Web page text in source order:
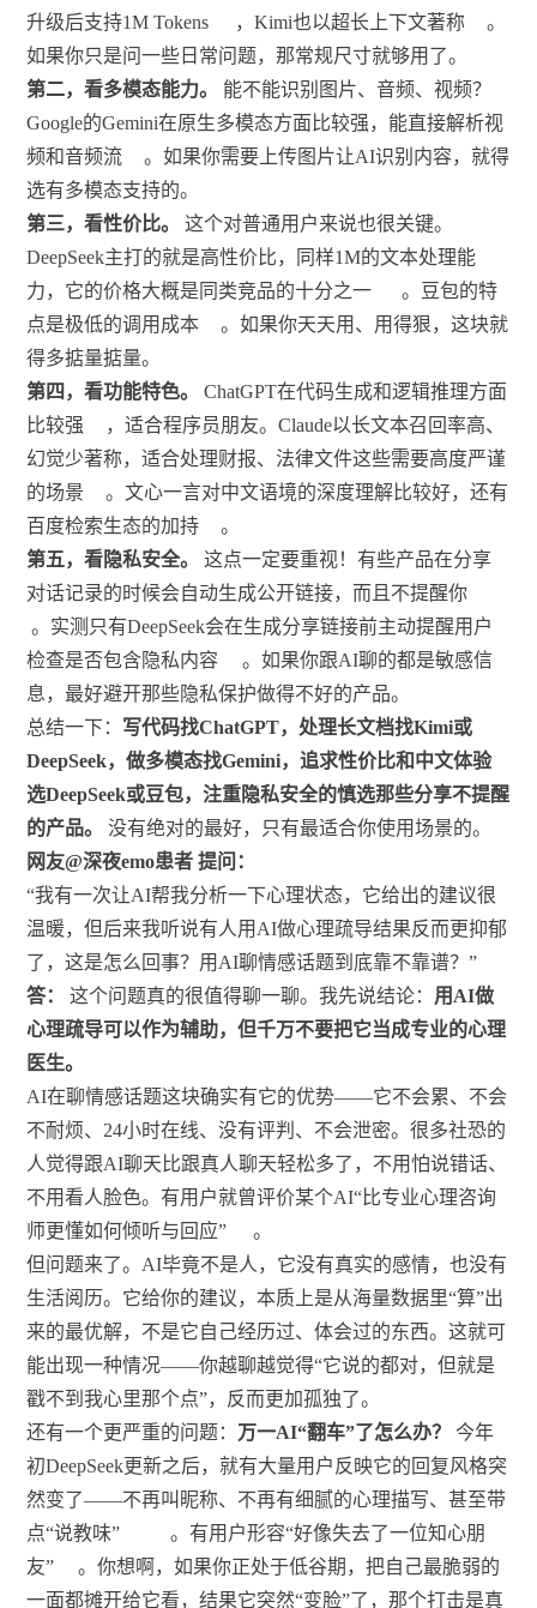
升级后支持1M Tokens
，Kimi也以超长上下文著称
。
如果你只是问一些日常问题，那常规尺寸就够用了。
第二，看多模态能力。
能不能识别图片、音频、视频？
Google的Gemini在原生多模态方面比较强，能直接解析视
频和音频流
。如果你需要上传图片让AI识别内容，就得
选有多模态支持的。
第三，看性价比。
这个对普通用户来说也很关键。
DeepSeek主打的就是高性价比，同样1M的文本处理能
力，它的价格大概是同类竞品的十分之一
。豆包的特
点是极低的调用成本
。如果你天天用、用得狠，这块就
得多掂量掂量。
第四，看功能特色。
ChatGPT在代码生成和逻辑推理方面
比较强
，适合程序员朋友。Claude以长文本召回率高、
幻觉少著称，适合处理财报、法律文件这些需要高度严谨
的场景
。文心一言对中文语境的深度理解比较好，还有
百度检索生态的加持
。
第五，看隐私安全。
这点一定要重视！有些产品在分享
对话记录的时候会自动生成公开链接，而且不提醒你
。实测只有DeepSeek会在生成分享链接前主动提醒用户
检查是否包含隐私内容
。如果你跟AI聊的都是敏感信
息，最好避开那些隐私保护做得不好的产品。
总结一下： 写代码找ChatGPT，处理长文档找Kimi或
DeepSeek，做多模态找Gemini，追求性价比和中文体验
选DeepSeek或豆包，注重隐私安全的慎选那些分享不提醒
的产品。
没有绝对的最好，只有最适合你使用场景的。
网友@深夜emo患者 提问：
“我有一次让AI帮我分析一下心理状态，它给出的建议很
温暖，但后来我听说有人用AI做心理疏导结果反而更抑郁
了，这是怎么回事？用AI聊情感话题到底靠不靠谱？”
答：
这个问题真的很值得聊一聊。我先说结论： 用AI做
心理疏导可以作为辅助，但千万不要把它当成专业的心理
医生。
AI在聊情感话题这块确实有它的优势——它不会累、不会
不耐烦、24小时在线、没有评判、不会泄密。很多社恐的
人觉得跟AI聊天比跟真人聊天轻松多了，不用怕说错话、
不用看人脸色。有用户就曾评价某个AI“比专业心理咨询
师更懂如何倾听与回应”
。
但问题来了。AI毕竟不是人，它没有真实的感情，也没有
生活阅历。它给你的建议，本质上是从海量数据里“算”出
来的最优解，不是它自己经历过、体会过的东西。这就可
能出现一种情况——你越聊越觉得“它说的都对，但就是
戳不到我心里那个点”，反而更加孤独了。
还有一个更严重的问题： 万一AI“翻车”了怎么办？
今年
初DeepSeek更新之后，就有大量用户反映它的回复风格突
然变了——不再叫昵称、不再有细腻的心理描写、甚至带
点“说教味”
。有用户形容“好像失去了一位知心朋
友”
。你想啊，如果你正处于低谷期，把自己最脆弱的
一面都摊开给它看，结果它突然“变脸”了，那个打击是真